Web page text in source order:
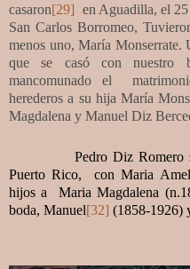
casaron[29] en Aguadilla, el
San Carlos Borromeo,
menos uno, María Monserrate.
que se casó con nuestro
mancomunado el
herederos a su hija María
Magdalena y Manuel Diz
Pedro Diz Romero
Puerto Rico,
con Maria
hijos a Maria Magdalena
boda, Manuel[32] (1858-1926)